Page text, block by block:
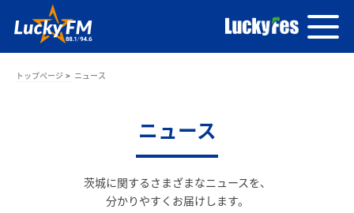
トップページ ニュース
ニュース
茨城に関するさまざまなニュースを、
分かりやすくお届けします。